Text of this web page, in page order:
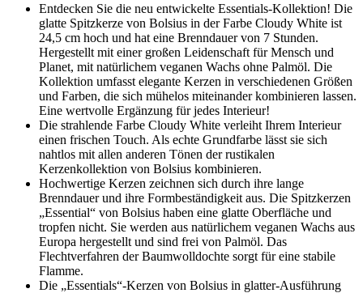
Entdecken Sie die neu entwickelte Essentials-Kollektion! Die
glatte Spitzkerze von Bolsius in der Farbe Cloudy White ist
24,5 cm hoch und hat eine Brenndauer von 7 Stunden.
Hergestellt mit einer großen Leidenschaft für Mensch und
Planet, mit natürlichem veganen Wachs ohne Palmöl. Die
Kollektion umfasst elegante Kerzen in verschiedenen Größen
und Farben, die sich mühelos miteinander kombinieren lassen.
Eine wertvolle Ergänzung für jedes Interieur!
Die strahlende Farbe Cloudy White verleiht Ihrem Interieur
einen frischen Touch. Als echte Grundfarbe lässt sie sich
nahtlos mit allen anderen Tönen der rustikalen
Kerzenkollektion von Bolsius kombinieren.
Hochwertige Kerzen zeichnen sich durch ihre lange
Brenndauer und ihre Formbeständigkeit aus. Die Spitzkerzen
„Essential“ von Bolsius haben eine glatte Oberfläche und
tropfen nicht. Sie werden aus natürlichem veganen Wachs aus
Europa hergestellt und sind frei von Palmöl. Das
Flechtverfahren der Baumwolldochte sorgt für eine stabile
Flamme.
Die „Essentials“-Kerzen von Bolsius in glatter-Ausführung